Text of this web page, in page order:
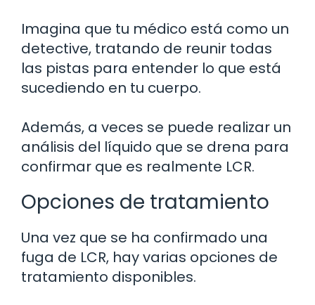
Imagina que tu médico está como un
detective, tratando de reunir todas
las pistas para entender lo que está
sucediendo en tu cuerpo.
Además, a veces se puede realizar un
análisis del líquido que se drena para
confirmar que es realmente LCR.
Opciones de tratamiento
Una vez que se ha confirmado una
fuga de LCR, hay varias opciones de
tratamiento disponibles.